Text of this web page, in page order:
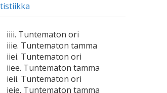
iiii. Tuntematon ori
iiie. Tuntematon tamma
iiei. Tuntematon ori
iiee. Tuntematon tamma
ieii. Tuntematon ori
ieie. Tuntematon tamma